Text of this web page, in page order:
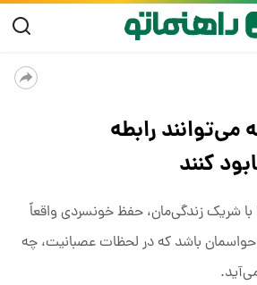
می‌توانند رابطه‌
کنند
شریک زندگی‌مان، حفظ خونسردی واقعاً
باشد که در لحظات عصبانیت، چه